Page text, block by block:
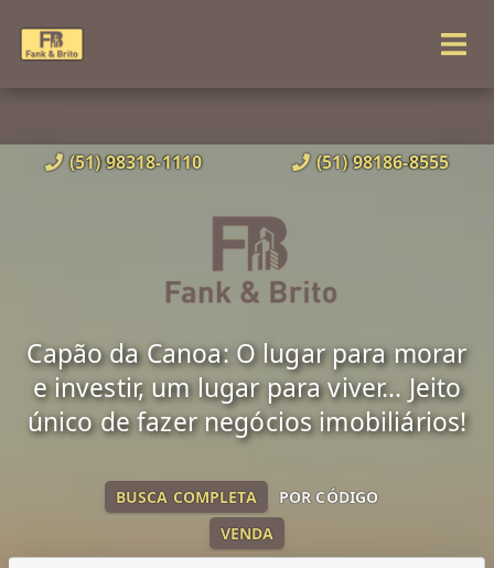
(51) 98318-1110 (51) 98186-8555
Capão da Canoa: O lugar para morar
e investir, um lugar para viver... Jeito
único de fazer negócios imobiliários!
VENDA
BUSCA COMPLETA POR CÓDIGO